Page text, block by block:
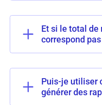
Et si le total de
correspond
Puis-je utiliser
générer des